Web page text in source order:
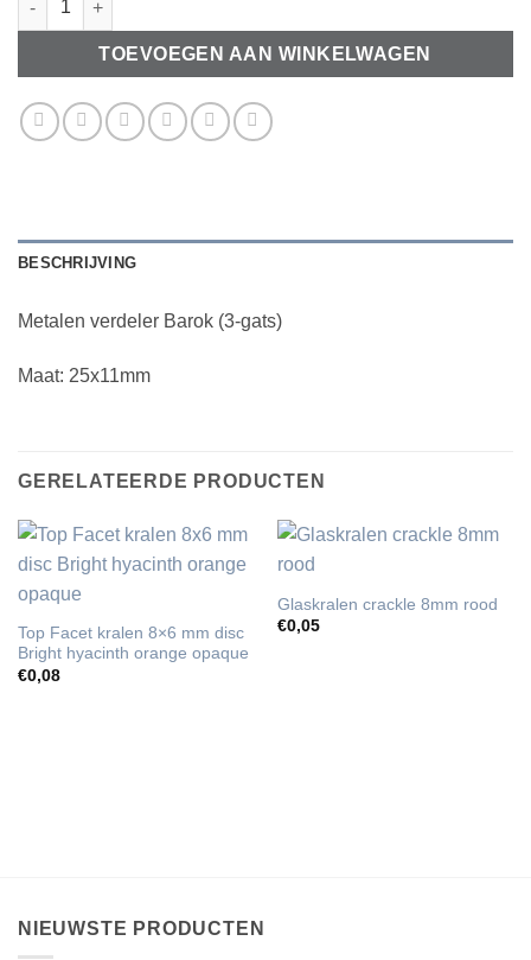
TOEVOEGEN AAN WINKELWAGEN
BESCHRIJVING
Metalen verdeler Barok (3-gats)
Maat: 25x11mm
GERELATEERDE PRODUCTEN
Top Facet kralen 8×6 mm disc
Bright hyacinth orange opaque
€0,08
Glaskralen crackle 8mm rood
€0,05
NIEUWSTE PRODUCTEN